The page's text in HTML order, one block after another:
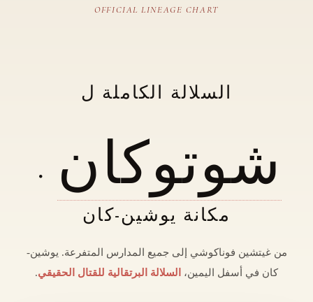
OFFICIAL LINEAGE CHART
السلالة الكاملة ل
شوتوكان
・
مكانة يوشين-كان
من غيتشين فوناكوشي إلى جميع المدارس المتفرعة. يوشين-
كان في أسفل اليمين،
السلالة البرتقالية للقتال الحقيقي.